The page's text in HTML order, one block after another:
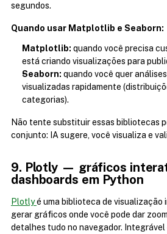
segundos.
Quando usar Matplotlib e Seaborn:
Matplotlib: quando você precisa
está criando visualizações para
Seaborn: quando você quer
visualizadas rapidamente
categorias).
Não tente substituir essas bibliotecas
conjunto: IA sugere, você visualiza e
9. Plotly — gráficos
dashboards em Python
Plotly é uma biblioteca de visualização
gerar gráficos onde você pode dar
detalhes tudo no navegador. Integrável